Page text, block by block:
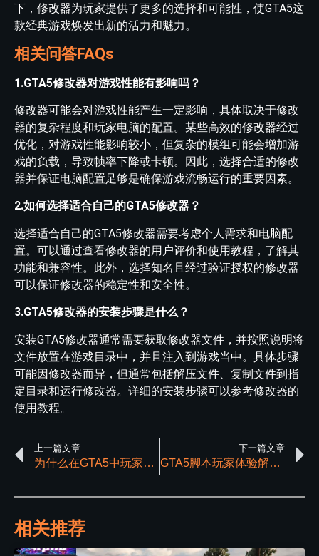
下，修改器为玩家提供了更多的选择和可能性，使GTA5这
款经典游戏焕发出新的活力和魅力。
相关问答FAQs
1.GTA5修改器对游戏性能有影响吗？
修改器可能会对游戏性能产生一定影响，具体取决于修改
器的复杂程度和玩家电脑的配置。某些高效的修改器经过
优化，对游戏性能影响较小，但复杂的模组可能会增加游
戏的负载，导致帧率下降或卡顿。因此，选择合适的修改
器并保证电脑配置足够是确保游戏流畅运行的重要因素。
2.如何选择适合自己的GTA5修改器？
选择适合自己的GTA5修改器需要考虑个人需求和电脑配
置。可以通过查看修改器的用户评价和使用教程，了解其
功能和兼容性。此外，选择知名且经过验证授权的修改器
可以保证修改器的稳定性和安全性。
3.GTA5修改器的安装步骤是什么？
安装GTA5修改器通常需要获取修改器文件，并按照说明将
文件放置在游戏目录中，并且注入到游戏当中。具体步骤
可能因修改器而异，但通常包括解压文件、复制文件到指
定目录和运行修改器。详细的安装步骤可以参考修改器的
使用教程。
上一篇文章
为什么在GTA5中玩家对辅助工具的包容很高？
下一篇文章
GTA5脚本玩家体验解析：提升游戏体验的新视角
相关推荐